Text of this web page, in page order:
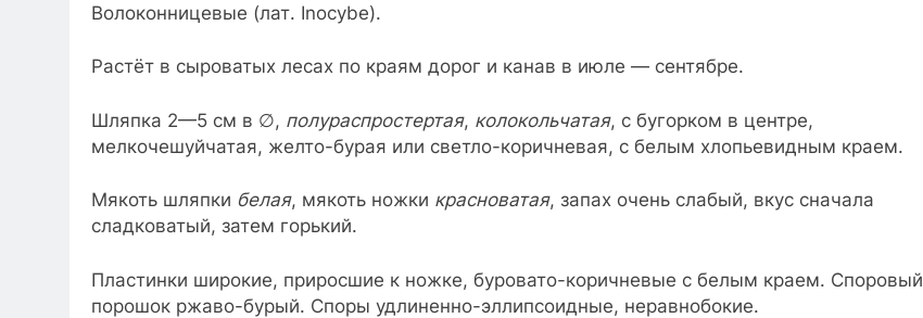
Волоконницевые (лат. Inocybe).
Растёт в сыроватых лесах по краям дорог и канав в июле — сентябре.
Шляпка 2—5 см в ∅, полураспростертая, колокольчатая, с бугорком в центре,
мелкочешуйчатая, желто-бурая или светло-коричневая, с белым хлопьевидным краем.
Мякоть шляпки белая, мякоть ножки красноватая, запах очень слабый, вкус сначала
сладковатый, затем горький.
Пластинки широкие, приросшие к ножке, буровато-коричневые с белым краем. Споровый
порошок ржаво-бурый. Споры удлиненно-эллипсоидные, неравнобокие.